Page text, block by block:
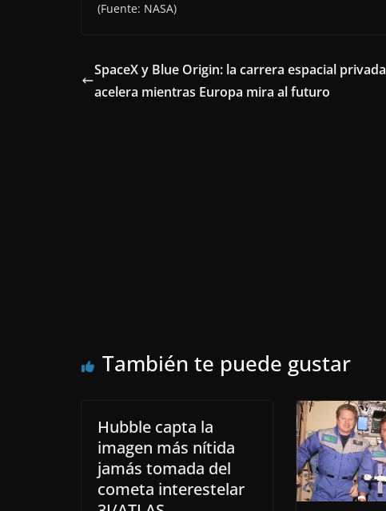
(Fuente: NASA)
SpaceX y Blue Origin: la carrera espacial privada
acelera mientras Europa mira al futuro
También te puede gustar
Hubble capta la
imagen más nítida
jamás tomada del
cometa interestelar